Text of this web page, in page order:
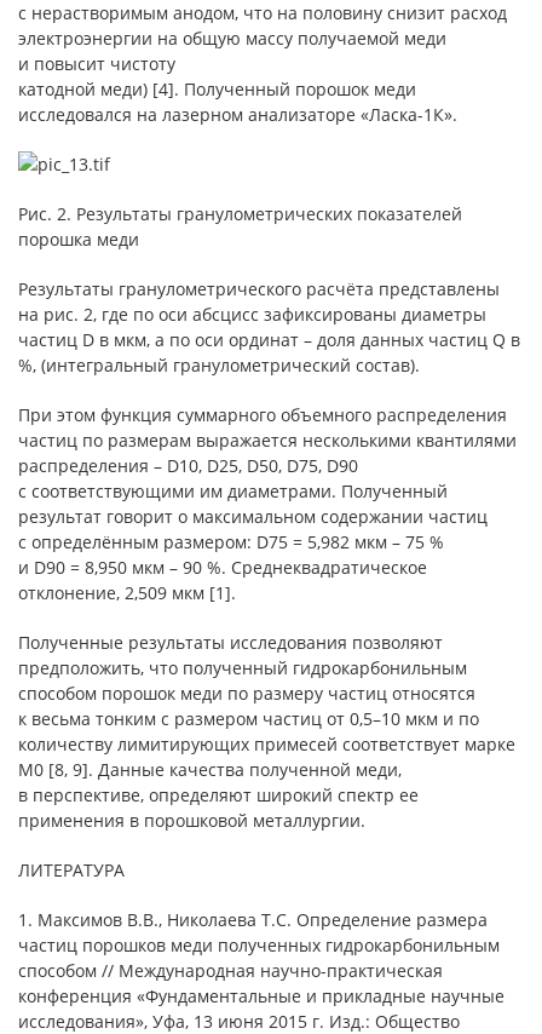
с нерастворимым анодом, что на половину снизит расход
электроэнергии на общую массу получаемой меди
и повысит чистоту
катодной меди) [4]. Полученный порошок меди
исследовался на лазерном анализаторе «Ласка-1К».
Рис. 2. Результаты гранулометрических показателей
порошка меди
Результаты гранулометрического расчёта представлены
на рис. 2, где по оси абсцисс зафиксированы диаметры
частиц D в мкм, а по оси ординат – доля данных частиц Q в
%, (интегральный гранулометрический состав).
При этом функция суммарного объемного распределения
частиц по размерам выражается несколькими квантилями
распределения – D10, D25, D50, D75, D90
с соответствующими им диаметрами. Полученный
результат говорит о максимальном содержании частиц
с определённым размером: D75 = 5,982 мкм – 75 %
и D90 = 8,950 мкм – 90 %. Среднеквадратическое
отклонение, 2,509 мкм [1].
Полученные результаты исследования позволяют
предположить, что полученный гидрокарбонильным
способом порошок меди по размеру частиц относятся
к весьма тонким с размером частиц от 0,5–10 мкм и по
количеству лимитирующих примесей соответствует марке
М0 [8, 9]. Данные качества полученной меди,
в перспективе, определяют широкий спектр ее
применения в порошковой металлургии.
ЛИТЕРАТУРА
1. Максимов В.В., Николаева Т.С. Определение размера
частиц порошков меди полученных гидрокарбонильным
способом // Международная научно-практическая
конференция «Фундаментальные и прикладные научные
исследования», Уфа, 13 июня 2015 г. Изд.: Общество